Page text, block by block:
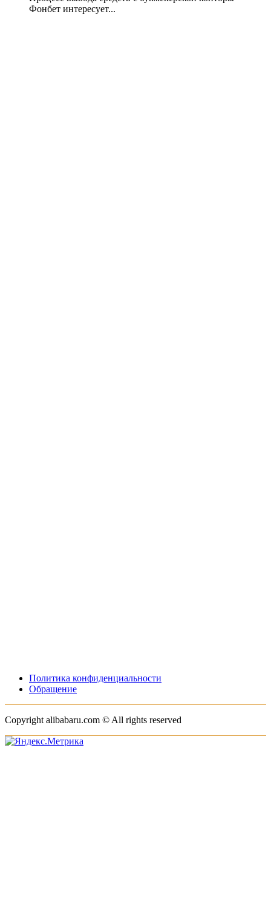
Фонбет интересует...
Политика конфиденциальности
Обращение
Copyright alibabaru.com © All rights reserved